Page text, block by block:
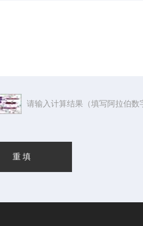
请输入计算结果（填写阿拉伯数